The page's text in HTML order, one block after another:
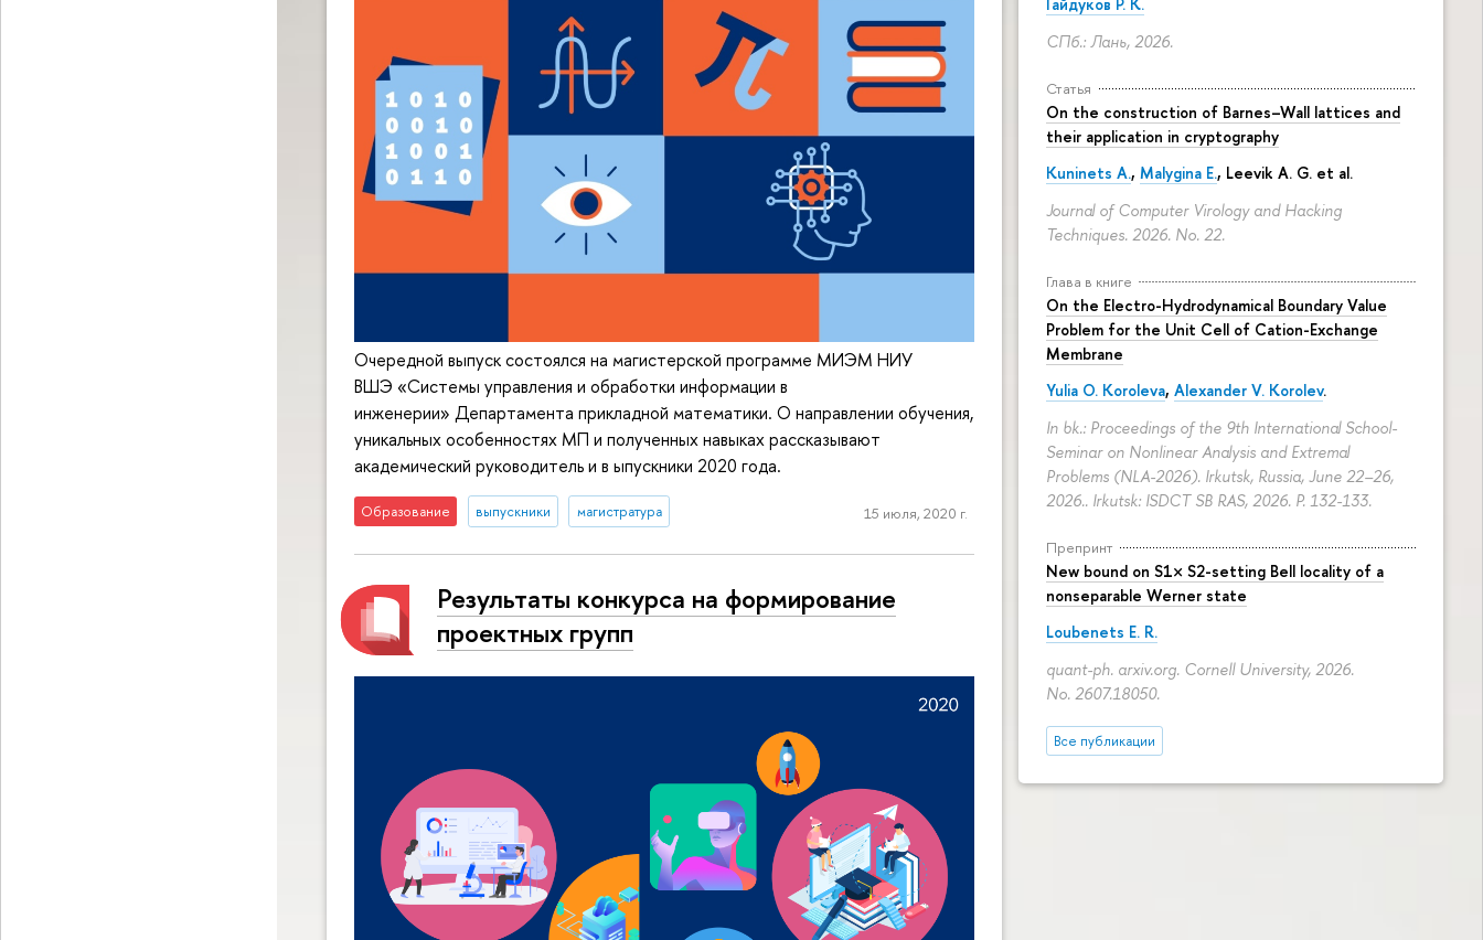
СПб.: Лань, 2026.
Статья
On the construction of Barnes–Wall lattices and
their application in cryptography
Kuninets A., Malygina E., Leevik A. G. et al.
Journal of Computer Virology and Hacking
Techniques. 2026. No. 22.
Глава в книге
On the Electro-Hydrodynamical Boundary Value
Problem for the Unit Cell of Cation-Exchange
Membrane
Yulia O. Koroleva, Alexander V. Korolev.
In bk.: Proceedings of the 9th International School-
Seminar on Nonlinear Analysis and Extremal
Problems (NLA-2026). Irkutsk, Russia, June 22–26,
2026.. Irkutsk: ISDCT SB RAS, 2026. P. 132-133.
Препринт
New bound on S1× S2-setting Bell locality of a
nonseparable Werner state
Loubenets E. R.
quant-ph. arxiv.org. Cornell University, 2026.
No. 2607.18050.
Все публикации
Очередной выпуск состоялся на магистерской программе МИЭМ НИУ
ВШЭ «Системы управления и обработки информации в
инженерии» Департамента прикладной математики. О направлении обучения,
уникальных особенностях МП и полученных навыках рассказывают
академический руководитель и в ыпускники 2020 года.
Образование выпускники магистратура 15 июля, 2020 г.
Результаты конкурса на формирование
проектных групп